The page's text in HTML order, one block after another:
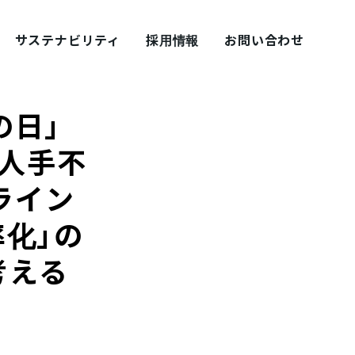
サステナビリティ 採用情報
採用ブログ シェアズ！
お問い合わせ
」
手不
イン
」の
る